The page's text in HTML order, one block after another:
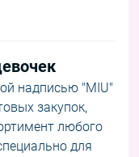
надписью "MIU"
закупок,
любого
для